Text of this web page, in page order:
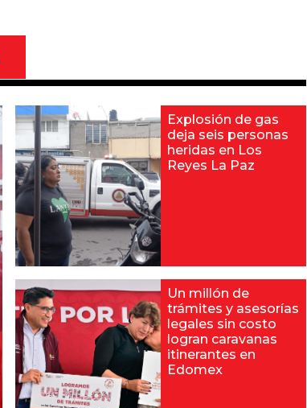
Explosión de gas
deja seis personas
heridas en Los
Reyes La Paz
Un millón de
trámites y asesorías
legales sin costo
logran caravanas
itinerantes en
Edomex